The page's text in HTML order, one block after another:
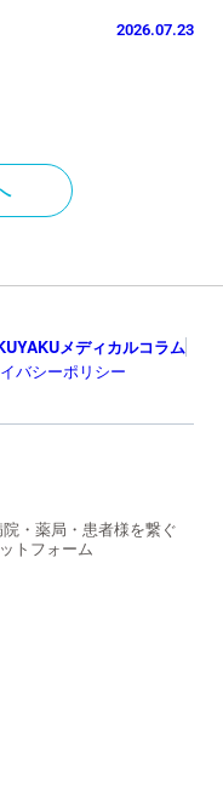
2026.07.23
メディカルコラム
バシーポリシー
・薬局・患者様を繋ぐ
トフォーム